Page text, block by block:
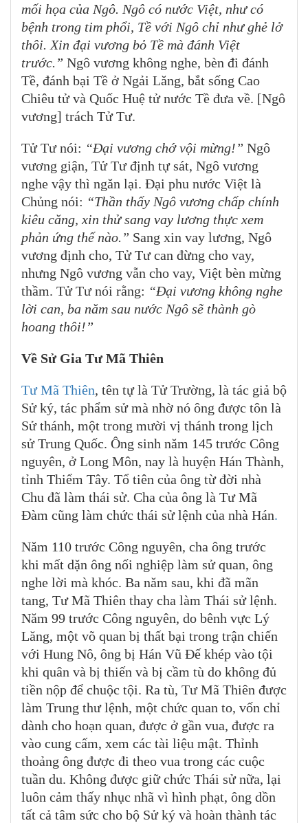
mối họa của Ngô. Ngô có nước Việt, như có
bệnh trong tim phổi, Tề với Ngô chỉ như ghẻ lở
thôi. Xin đại vương bỏ Tề mà đánh Việt
trước.” Ngô vương không nghe, bèn đi đánh
Tề, đánh bại Tề ở Ngải Lăng, bắt sống Cao
Chiêu tử và Quốc Huệ tử nước Tề đưa về. [Ngô
vương] trách Tử Tư.
Tử Tư nói: “Đại vương chớ vội mừng!” Ngô
vương giận, Tử Tư định tự sát, Ngô vương
nghe vậy thì ngăn lại. Đại phu nước Việt là
Chủng nói: “Thần thấy Ngô vương chấp chính
kiêu căng, xin thử sang vay lương thực xem
phản ứng thế nào.” Sang xin vay lương, Ngô
vương định cho, Tử Tư can đừng cho vay,
nhưng Ngô vương vẫn cho vay, Việt bèn mừng
thầm. Tử Tư nói rằng: “Đại vương không nghe
lời can, ba năm sau nước Ngô sẽ thành gò
hoang thôi!”
Về Sử Gia Tư Mã Thiên
Tư Mã Thiên, tên tự là Tử Trường, là tác giả bộ
Sử ký, tác phẩm sử mà nhờ nó ông được tôn là
Sử thánh, một trong mười vị thánh trong lịch
sử Trung Quốc. Ông sinh năm 145 trước Công
nguyên, ở Long Môn, nay là huyện Hán Thành,
tỉnh Thiểm Tây. Tổ tiên của ông từ đời nhà
Chu đã làm thái sử. Cha của ông là Tư Mã
Đàm cũng làm chức thái sử lệnh của nhà Hán.
Năm 110 trước Công nguyên, cha ông trước
khi mất dặn ông nối nghiệp làm sử quan, ông
nghe lời mà khóc. Ba năm sau, khi đã mãn
tang, Tư Mã Thiên thay cha làm Thái sử lệnh.
Năm 99 trước Công nguyên, do bênh vực Lý
Lăng, một võ quan bị thất bại trong trận chiến
với Hung Nô, ông bị Hán Vũ Đế khép vào tội
khi quân và bị thiến và bị cầm tù do không đủ
tiền nộp để chuộc tội. Ra tù, Tư Mã Thiên được
làm Trung thư lệnh, một chức quan to, vốn chỉ
dành cho hoạn quan, được ở gần vua, được ra
vào cung cấm, xem các tài liệu mật. Thỉnh
thoảng ông được đi theo vua trong các cuộc
tuần du. Không được giữ chức Thái sử nữa, lại
luôn cảm thấy nhục nhã vì hình phạt, ông dồn
tất cả tâm sức cho bộ Sử ký và hoàn thành tác